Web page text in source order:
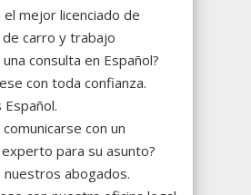
el mejor licenciado de
carro y trabajo
consulta en Español?
con toda confianza.
con un
para su asunto?
nuestros abogados.